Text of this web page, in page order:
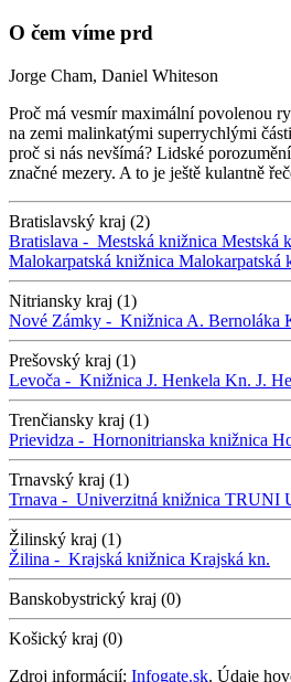
O čem víme prd
Jorge Cham, Daniel Whiteson
Proč má vesmír maximální povolenou
na zemi malinkatými superrychlými
proč si nás nevšímá? Lidské
značné mezery. A to je ještě kulantně
Bratislavský kraj (2)
Bratislava - Mestská knižnica Mestská
Malokarpatská knižnica Malokarpatská
Nitriansky kraj (1)
Nové Zámky - Knižnica A. Bernoláka
Prešovský kraj (1)
Levoča - Knižnica J. Henkela Kn. J.
Trenčiansky kraj (1)
Prievidza - Hornonitrianska knižnica
Trnavský kraj (1)
Trnava - Univerzitná knižnica TRUNI
Žilinský kraj (1)
Žilina - Krajská knižnica Krajská kn.
Banskobystrický kraj (0)
Košický kraj (0)
Zdroj informácií: Infogate.sk. Údaje